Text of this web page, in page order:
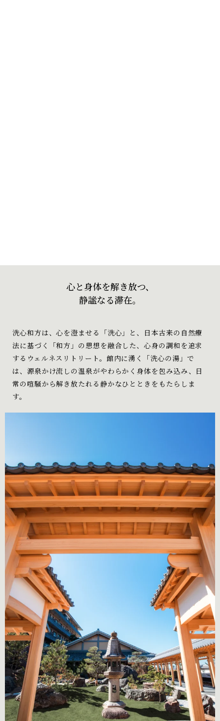
心と身体を解き放つ、
静謐なる滞在。
洗心和方は、心を澄ませる「洗心」と、日本古来の自然療
法に基づく「和方」の思想を融合した、心身の調和を追求
するウェルネスリトリート。館内に湧く「洗心の湯」で
は、源泉かけ流しの温泉がやわらかく身体を包み込み、日
常の喧騒から解き放たれる静かなひとときをもたらしま
す。